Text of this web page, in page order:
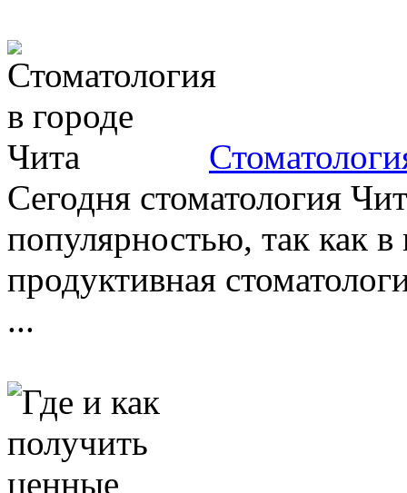
Сегодня стоматология
популярностью, так как в
продуктивная
...